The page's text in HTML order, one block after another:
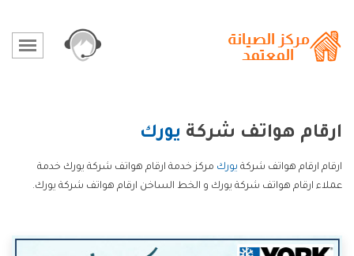
ارقام هواتف شركة يورك
ارقام ارقام هواتف شركة يورك مركز خدمة ارقام هواتف شركة يورك خدمة
عملاء ارقام هواتف شركة يورك و الخط الساخن ارقام هواتف شركة يورك.